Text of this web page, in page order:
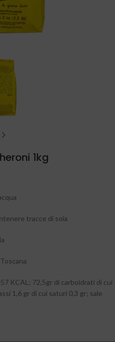
1kg
tracce di soia
KCAL; 72,5gr di carboidrati di cui
1,6 gr di cui saturi 0,3 gr; sale